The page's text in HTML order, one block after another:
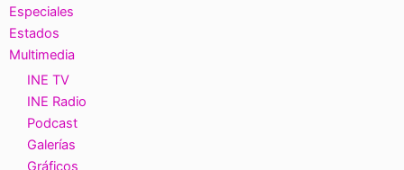
Especiales
Estados
Multimedia
INE TV
INE Radio
Podcast
Galerías
Gráficos